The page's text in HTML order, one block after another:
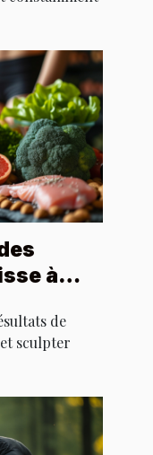
à
de
sculpter